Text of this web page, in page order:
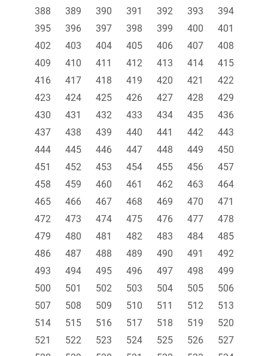
388
389 390 391 392 393
394
395
396 397 398 399 400
401
402
403 404 405 406 407
408
409
410 411 412 413 414
415
416
417 418 419 420 421
422
423
424 425 426 427 428
429
430
431 432 433 434 435
436
437
438 439 440 441 442
443
444
445 446 447 448 449
450
451
452 453 454 455 456
457
458
459 460 461 462 463
464
465
466 467 468 469 470
471
472
473 474 475 476 477
478
479
480 481 482 483 484
485
486
487 488 489 490 491
492
493
494 495 496 497 498
499
500
501 502 503 504 505
506
507
508 509 510 511 512
513
514
515 516 517 518 519
520
521
522 523 524 525 526
527